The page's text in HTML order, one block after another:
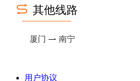
其他线路
厦门 南宁
用户协议